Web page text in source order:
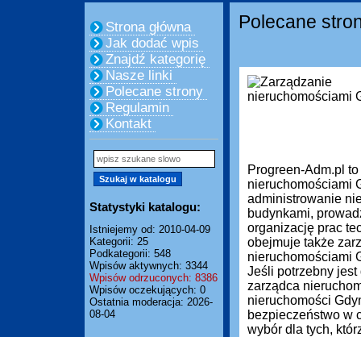
Strona główna
Jak dodać wpis
Znajdź kategorię
Nasze linki
Polecane strony
Regulamin
Kontakt
Statystyki katalogu:
Istniejemy od: 2010-04-09
Kategorii: 25
Podkategorii: 548
Wpisów aktywnych: 3344
Wpisów odrzuconych: 8386
Wpisów oczekujących: 0
Ostatnia moderacja: 2026-
08-04
Polecane
Progreen-Adm.pl
nieruchomościami
administrowanie
budynkami,
organizację prac
obejmuje także
nieruchomościami
Jeśli potrzebny
zarządca
nieruchomości
bezpieczeństwo w
wybór dla tych,